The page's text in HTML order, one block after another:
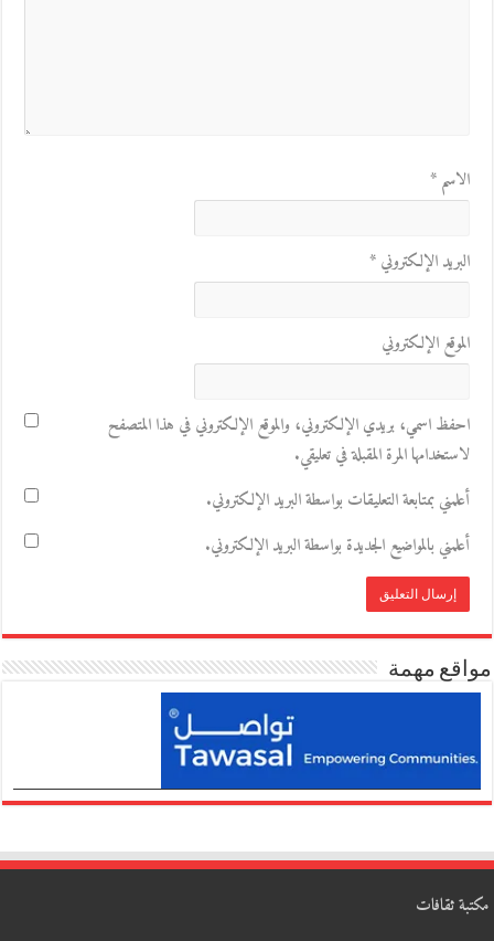
الاسم*
البريد الإلكتروني*
الموقع الإلكتروني
احفظ اسمي، بريدي الإلكتروني، والموقع الإلكتروني في هذا المتصفح
لاستخدامها المرة المقبلة في تعليقي.
أعلمني بمتابعة التعليقات بواسطة البريد الإلكتروني.
أعلمني بالمواضيع الجديدة بواسطة البريد الإلكتروني.
مواقع مهمة
مكتبة ثقافات